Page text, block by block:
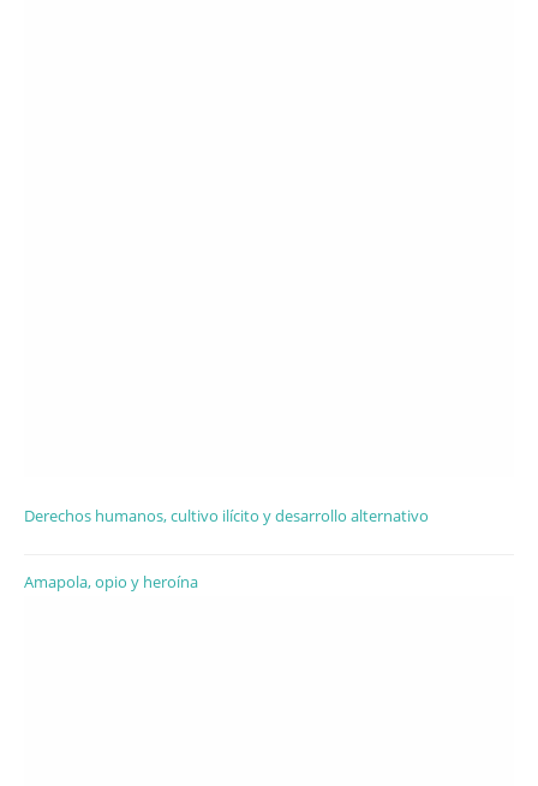
Derechos humanos, cultivo ilícito y desarrollo alternativo
Amapola, opio y heroína